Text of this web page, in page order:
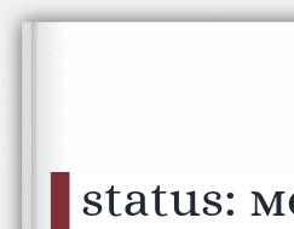
Перейти к основному
Перейти к нижнему
status: